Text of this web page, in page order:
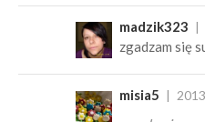
madzik323
zgadzam się
misia5